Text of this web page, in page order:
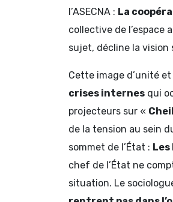
l’ASECNA : La
collective de l’espace
sujet, décline la vision
Cette image d’unité
crises internes qui
projecteurs sur «
de la tension au sein
sommet de l’État :
chef de l’État ne
situation. Le